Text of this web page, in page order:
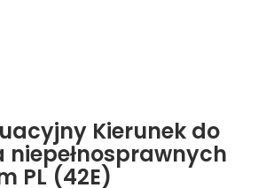
Kierunek do
PL (42E)